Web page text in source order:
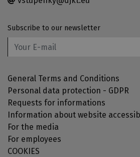
Subscribe to our newsletter
General Terms and Conditions
Personal data protection - GDPR
Requests for informations
Information about website
For the media
For employees
COOKIES